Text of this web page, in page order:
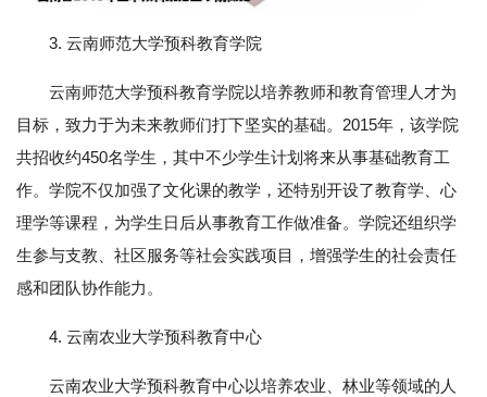
3. 云南师范大学预科教育学院
云南师范大学预科教育学院以培养教师和教育管理人才为
目标，致力于为未来教师们打下坚实的基础。2015年，该学院
共招收约450名学生，其中不少学生计划将来从事基础教育工
作。学院不仅加强了文化课的教学，还特别开设了教育学、心
理学等课程，为学生日后从事教育工作做准备。学院还组织学
生参与支教、社区服务等社会实践项目，增强学生的社会责任
感和团队协作能力。
4. 云南农业大学预科教育中心
云南农业大学预科教育中心以培养农业、林业等领域的人